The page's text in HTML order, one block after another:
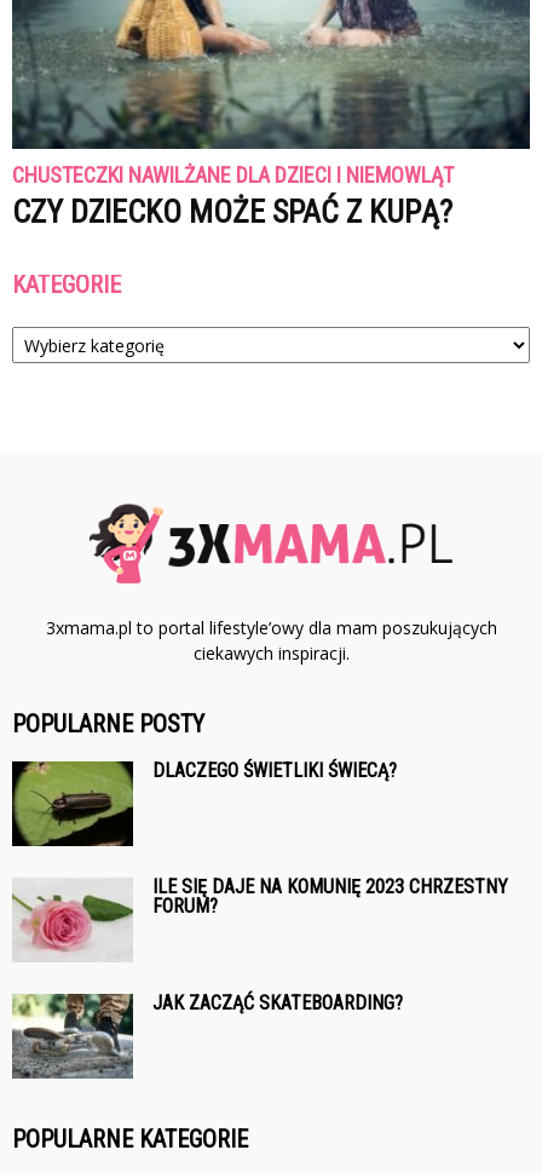
CHUSTECZKI NAWILŻANE DLA DZIECI I NIEMOWLĄT
CZY DZIECKO MOŻE SPAĆ Z KUPĄ?
KATEGORIE
Kategorie
3xmama.pl to portal lifestyle’owy dla mam poszukujących
ciekawych inspiracji.
POPULARNE POSTY
DLACZEGO ŚWIETLIKI ŚWIECĄ?
ILE SIĘ DAJE NA KOMUNIĘ 2023 CHRZESTNY
FORUM?
JAK ZACZĄĆ SKATEBOARDING?
POPULARNE KATEGORIE